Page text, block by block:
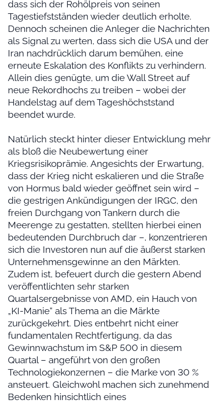
dass sich der Rohölpreis von seinen
Tagestiefstständen wieder deutlich erholte.
Dennoch scheinen die Anleger die Nachrichten
als Signal zu werten, dass sich die USA und der
Iran nachdrücklich darum bemühen, eine
erneute Eskalation des Konflikts zu verhindern.
Allein dies genügte, um die Wall Street auf
neue Rekordhochs zu treiben – wobei der
Handelstag auf dem Tageshöchststand
beendet wurde.
Natürlich steckt hinter dieser Entwicklung mehr
als bloß die Neubewertung einer
Kriegsrisikoprämie. Angesichts der Erwartung,
dass der Krieg nicht eskalieren und die Straße
von Hormus bald wieder geöffnet sein wird –
die gestrigen Ankündigungen der IRGC, den
freien Durchgang von Tankern durch die
Meerenge zu gestatten, stellten hierbei einen
bedeutenden Durchbruch dar –, konzentrieren
sich die Investoren nun auf die äußerst starken
Unternehmensgewinne an den Märkten.
Zudem ist, befeuert durch die gestern Abend
veröffentlichten sehr starken
Quartalsergebnisse von AMD, ein Hauch von
„KI-Manie“ als Thema an die Märkte
zurückgekehrt. Dies entbehrt nicht einer
fundamentalen Rechtfertigung, da das
Gewinnwachstum im S&P 500 in diesem
Quartal – angeführt von den großen
Technologiekonzernen – die Marke von 30 %
ansteuert. Gleichwohl machen sich zunehmend
Bedenken hinsichtlich eines